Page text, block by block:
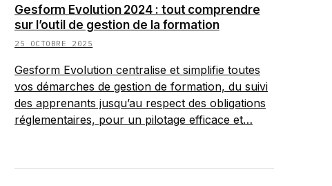
Gesform Evolution 2024 : tout comprendre
sur l’outil de gestion de la formation
25 OCTOBRE 2025
Gesform Evolution centralise et simplifie toutes
vos démarches de gestion de formation, du suivi
des apprenants jusqu’au respect des obligations
réglementaires, pour un pilotage efficace et…